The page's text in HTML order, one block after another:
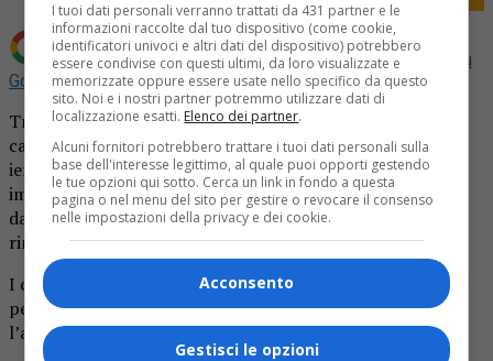
Aggiungi La Provincia di Biella come Fonte preferita su
Google
Trova una macchina parcheggiata di fronte alla propria
casa e decide di chiamare i carabinieri. il fatto è successo
ieri, giovedì 2 marzo, a Coggiola, dove un uomo
impossibilitato ad uscire con il proprio veicolo
dall’abitazione si è visto costretto a chiamare il 112 per
rimuovere l’ostacolo che non permetteva il passaggio.
I carabinieri hanno risolto in tempo breve l’intoppo,
permettendo al proprietario di casa di uscire da casa con
l’auto.
I tuoi dati personali verranno trattati da 431 partner e le
informazioni raccolte dal tuo dispositivo (come cookie,
identificatori univoci e altri dati del dispositivo) potrebbero
essere condivise con questi ultimi, da loro visualizzate e
memorizzate oppure essere usate nello specifico da questo
sito. Noi e i nostri partner potremmo utilizzare dati di
localizzazione esatti. Elenco dei partner.
Alcuni fornitori potrebbero trattare i tuoi dati personali sulla
base dell'interesse legittimo, al quale puoi opporti gestendo
le tue opzioni qui sotto. Cerca un link in fondo a questa
pagina o nel menu del sito per gestire o revocare il consenso
nelle impostazioni della privacy e dei cookie.
Acconsento
Gestisci le opzioni